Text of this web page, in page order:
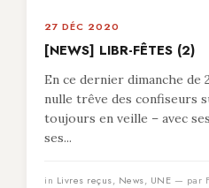
27 DÉC 2020
[NEWS] LIBR-FÊTES (2)
En ce dernier dimanche de
nulle trêve des confiseurs
toujours en veille – avec
ses...
in Livres reçus, News, UNE — par